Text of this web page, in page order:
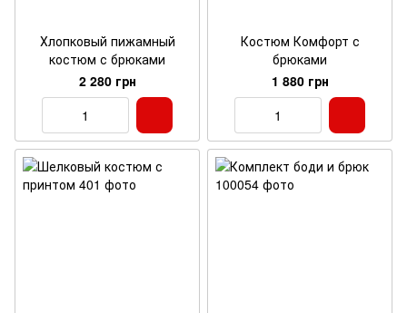
Хлопковый пижамный
костюм с брюками
2 280 грн
Костюм Комфорт с
брюками
1 880 грн